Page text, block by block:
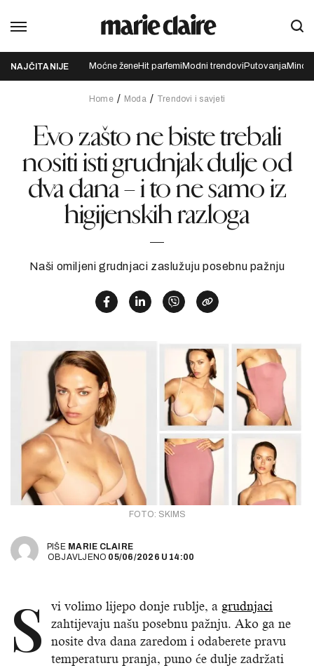
NAJČITANIJE Moćne ženeHit parfemi Modni trendovi Putovanja
Home Moda Trendovi i savjeti
Evo zašto ne biste trebali
nositi isti grudnjak dulje od
dva dana – i to ne samo iz
higijenskih razloga
Naši omiljeni grudnjaci zaslužuju posebnu pažnju
FOTO: SKIMS
PIŠE MARIE CLAIRE
OBJAVLJENO 05/06/2026 U 14:00
S vi volimo lijepo donje rublje, a grudnjaci
zahtijevaju našu posebnu pažnju. Ako ga ne
nosite dva dana zaredom i odaberete pravu
temperaturu pranja, puno će dulje zadržati